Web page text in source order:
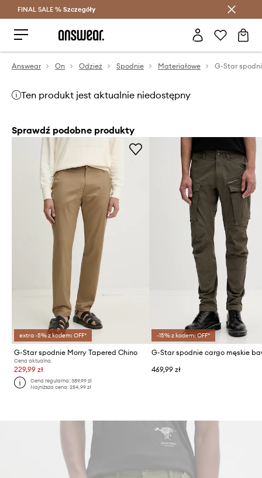
Oszczędzaj z Answear Club >
FINAL SALE % Szczegóły
Answear On Odzież Spodnie Materiałowe G-Star
Ten produkt jest aktualnie niedostępny
Sprawdź podobne produkty
extra -5% z kodem: OFF*
G-Star spodnie Morry Tapered Chino
Cena aktualna:
229,99 zł
Cena regularna:389,99 zł
Najniższa cena:254,99 zł
-15% z kodem: OFF*
469,99 zł